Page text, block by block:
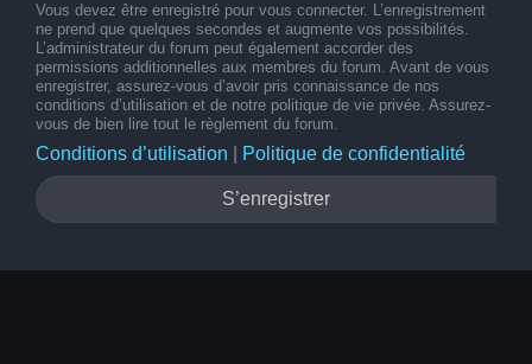
Vous devez être enregistré pour vous connecter. L’enregistrement
ne prend que quelques secondes et augmente vos possibilités.
L’administrateur du forum peut également accorder des
permissions additionnelles aux membres du forum. Avant de vous
enregistrer, assurez-vous d’avoir pris connaissance de nos
conditions d’utilisation et de notre politique de vie privée. Assurez-
vous de bien lire tout le règlement du forum.
Conditions d’utilisation Politique de confidentialité
S’enregistrer